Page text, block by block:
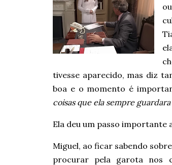
tivesse aparecido, mas diz
boa e o momento é
coisas que ela sempre
Ela deu um passo importante
Miguel, ao ficar sabendo
procurar pela garota nos